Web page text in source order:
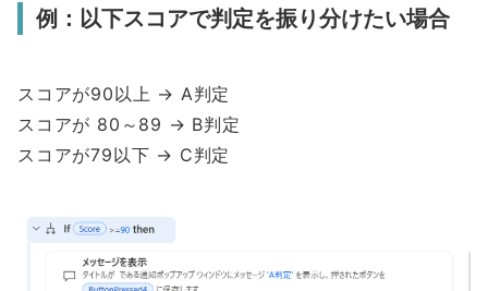
例：以下スコアで判定を振り分けたい場合
スコアが90以上 → A判定
スコアが 80～89 → B判定
スコアが79以下 → C判定